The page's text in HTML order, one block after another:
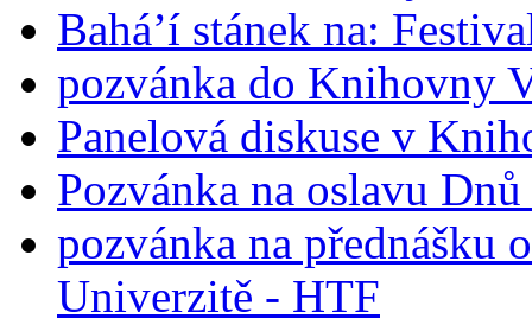
Bahá’í stánek na:
pozvánka do Knihovny
Panelová diskuse v
Pozvánka na oslavu
pozvánka na přednášku
Univerzitě - HTF